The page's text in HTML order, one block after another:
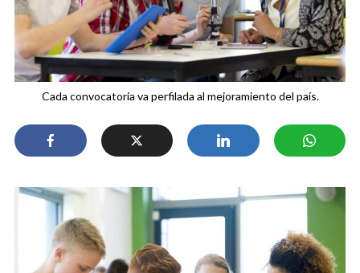
Cada convocatoria va perfilada al mejoramiento del país.